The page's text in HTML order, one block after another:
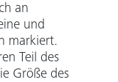
an
und
markiert.
Teil des
Größe des